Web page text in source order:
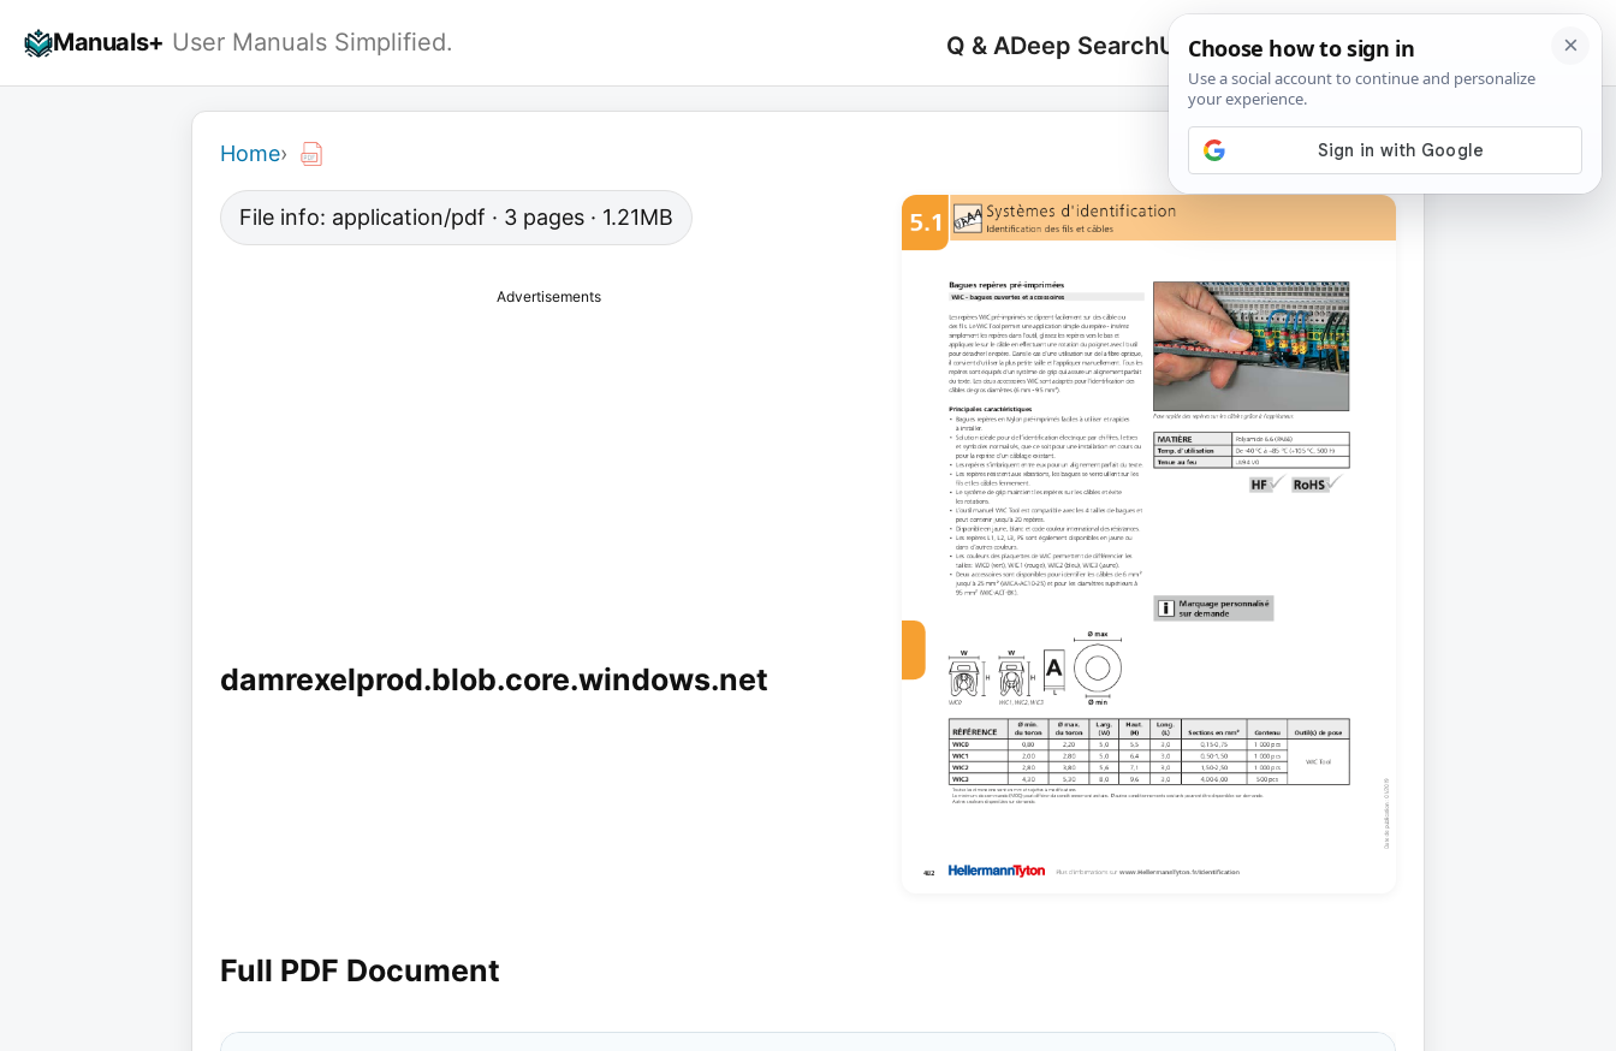
Manuals+ User Manuals Simplified. Q & ADeep SearchUpload
Search
for:
🔍
Home›
File info: application/pdf · 3 pages · 1.21MB
Advertisements
damrexelprod.blob.core.windows.net
Full PDF Document